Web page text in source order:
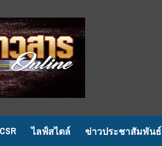
CSR ไลฟ์สไตล์ ข่าวประชาสัมพันธ์